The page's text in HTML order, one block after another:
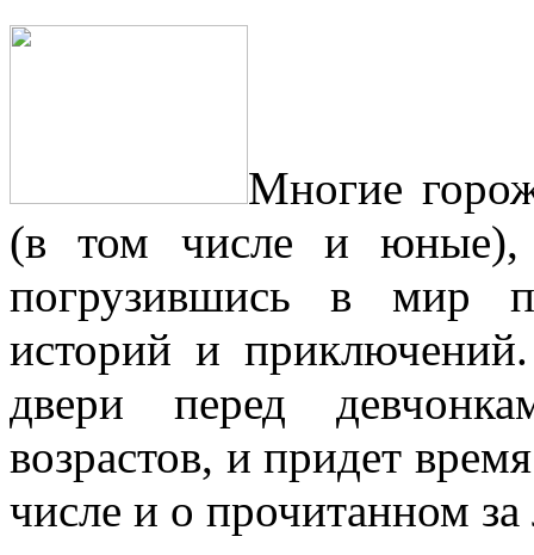
Многие
(в том числе и юные),
погрузившись в мир
историй и
двери перед
возрастов, и придет
числе и о прочитанном